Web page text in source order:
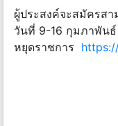
ผู้ประสงค์จะสมัครสา
วันที่ 9-16 กุมภาพัน
หยุดราชการ